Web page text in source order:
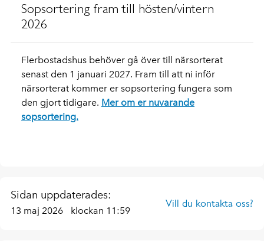
Sopsortering fram till hösten/vintern
2026
Flerbostadshus behöver gå över till närsorterat
senast den 1 januari 2027. Fram till att ni inför
närsorterat kommer er sopsortering fungera som
den gjort tidigare. Mer om er nuvarande
sopsortering.
Sidan uppdaterades:
13 maj 2026 klockan 11:59
Vill du kontakta oss?